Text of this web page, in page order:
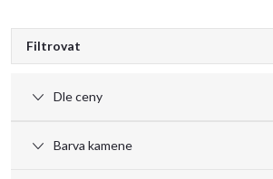
Filtrovat
Dle ceny
Barva kamene
V